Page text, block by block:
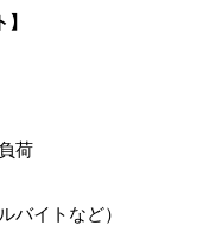
荷
バイトなど）